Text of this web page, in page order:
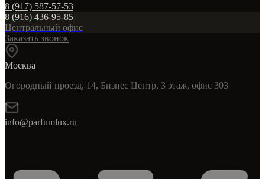
8 (917) 587-57-53
8 (916) 436-95-85
Центральный офис
Заказать звонок
Москва
Огородный проезд, 14, Бизнес Центр, 3 этаж, офис 303
info@parfumlux.ru